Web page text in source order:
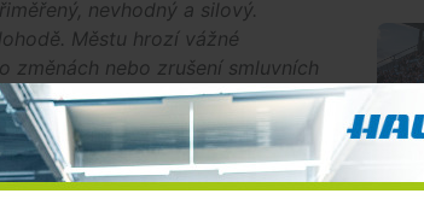
nevhodný a silový.
Městu hrozí vážné
změnách nebo zrušení smluvních
uvedla opoziční zastupitelka